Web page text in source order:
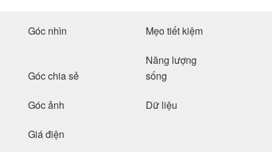
Góc nhìn Mẹo tiết kiệm
Góc chia sẻ
Năng lượng
sống
Góc ảnh Dữ liệu
Giá điện